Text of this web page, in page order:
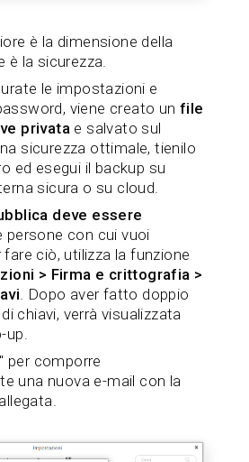
è la dimensione della
è la sicurezza.
le impostazioni e
viene creato un file
privata e salvato sul
sicurezza ottimale, tienilo
ed esegui il backup su
sicura o su cloud.
deve essere
persone con cui vuoi
ciò, utilizza la funzione
> Firma e crittografia >
. Dopo aver fatto doppio
chiavi, verrà visualizzata
" per comporre
una nuova e-mail con la